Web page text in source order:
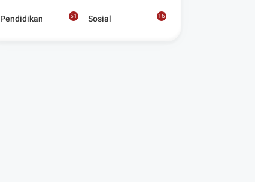
Pendidikan 51 Sosial
16